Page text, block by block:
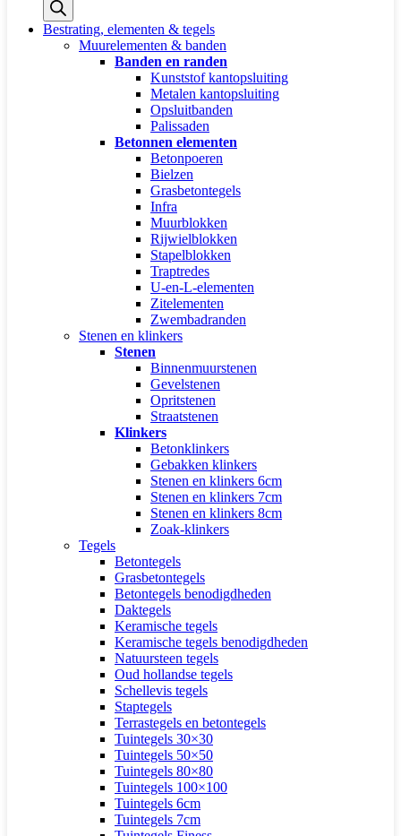
Bestrating, elementen & tegels
Muurelementen & banden
Banden en randen
Kunststof kantopsluiting
Metalen kantopsluiting
Opsluitbanden
Palissaden
Betonnen elementen
Betonpoeren
Bielzen
Grasbetontegels
Infra
Muurblokken
Rijwielblokken
Stapelblokken
Traptredes
U-en-L-elementen
Zitelementen
Zwembadranden
Stenen en klinkers
Stenen
Binnenmuurstenen
Gevelstenen
Opritstenen
Straatstenen
Klinkers
Betonklinkers
Gebakken klinkers
Stenen en klinkers 6cm
Stenen en klinkers 7cm
Stenen en klinkers 8cm
Zoak-klinkers
Tegels
Betontegels
Grasbetontegels
Betontegels benodigdheden
Daktegels
Keramische tegels
Keramische tegels benodigdheden
Natuursteen tegels
Oud hollandse tegels
Schellevis tegels
Staptegels
Terrastegels en betontegels
Tuintegels 30×30
Tuintegels 50×50
Tuintegels 80×80
Tuintegels 100×100
Tuintegels 6cm
Tuintegels 7cm